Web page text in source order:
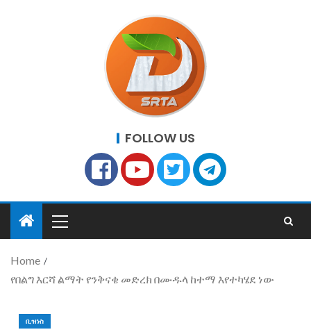
FOLLOW US
Home
የበልግ እርሻ ልማት የንቅናቄ መድረክ በሙዱላ ከተማ እየተካሄደ ነው
ቢዝነስ